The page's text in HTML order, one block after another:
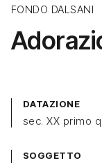
FONDO DALSANI
DATAZIONE
sec. XX primo
SOGGETTO